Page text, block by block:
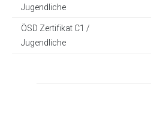
Jugendliche
ÖSD Zertifikat C1 /
Jugendliche